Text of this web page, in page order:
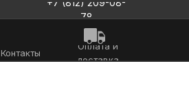
+7 (812) 209-08-
78
Оплата и
доставка
Контакты